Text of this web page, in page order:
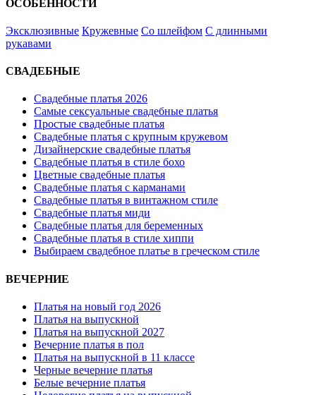
ОСОБЕННОСТИ
Эксклюзивные Кружевные Со шлейфом С длинными
рукавами
СВАДЕБНЫЕ
Свадебные платья 2026
Самые сексуальные свадебные платья
Простые свадебные платья
Свадебные платья с крупным кружевом
Дизайнерские свадебные платья
Свадебные платья в стиле бохо
Цветные свадебные платья
Свадебные платья с карманами
Свадебные платья в винтажном стиле
Свадебные платья миди
Свадебные платья для беременных
Свадебные платья в стиле хиппи
Выбираем свадебное платье в греческом стиле
ВЕЧЕРНИЕ
Платья на новый год 2026
Платья на выпускной
Платья на выпускной 2027
Вечерние платья в пол
Платья на выпускной в 11 классе
Черные вечерние платья
Белые вечерние платья